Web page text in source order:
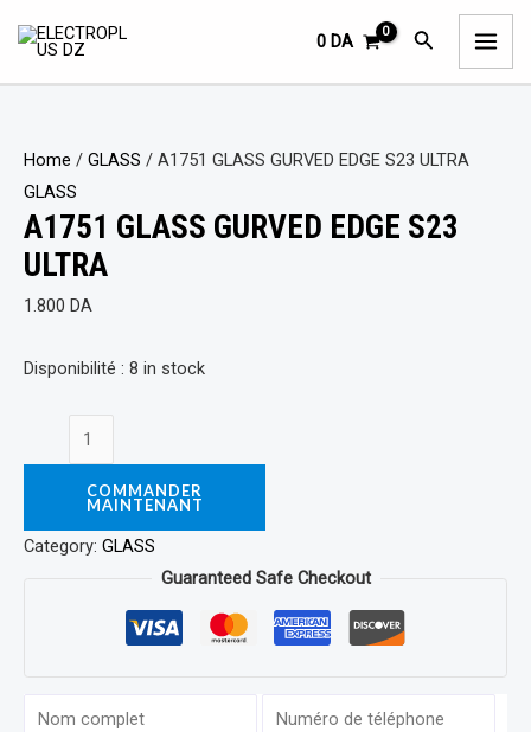
contenu
0DA Rechercher
Home / GLASS / A1751 GLASS GURVED EDGE S23 ULTRA
GLASS
A1751 GLASS GURVED EDGE S23
ULTRA
1.800 DA
Disponibilité : 8 in stock
GLASS
GURVED
COMMANDER
MAINTENANT
Category: GLASS
Guaranteed Safe Checkout